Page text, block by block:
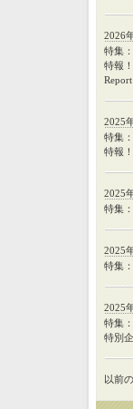
2026
特集
特報
2025
特集
特報
2025
特集
2025
特集
2025
特集
特別
以前